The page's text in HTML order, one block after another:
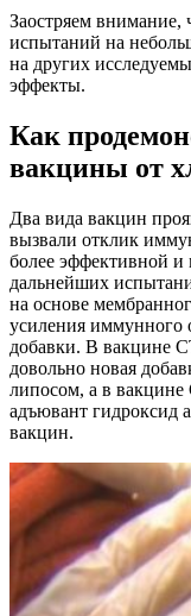
Заостряем внимание,
испытаний на
на других
эффекты.
Как
вакцины от
Два вида вакцин
вызвали отклик
более эффективной
дальнейших
на основе
усиления иммунного
добавки. В вакцине
довольно новая
липосом, а в
адъювант гидроксид
вакцин.